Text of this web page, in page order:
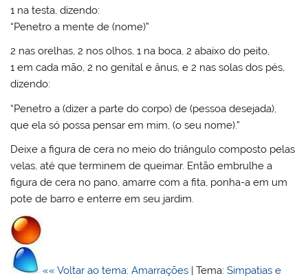
1 na testa, dizendo:
“Penetro a mente de (nome)”
2 nas orelhas, 2 nos olhos, 1 na boca, 2 abaixo do peito,
1 em cada mão, 2 no genital e ânus, e 2 nas solas dos pés,
dizendo:
“Penetro a (dizer a parte do corpo) de (pessoa desejada),
que ela só possa pensar em mim, (o seu nome).”
Deixe a figura de cera no meio do triângulo composto pelas
velas, até que terminem de queimar. Então embrulhe a
figura de cera no pano, amarre com a fita, ponha-a em um
pote de barro e enterre em seu jardim.
«« Voltar ao tema: Amarrações | Tema:Simpatias e